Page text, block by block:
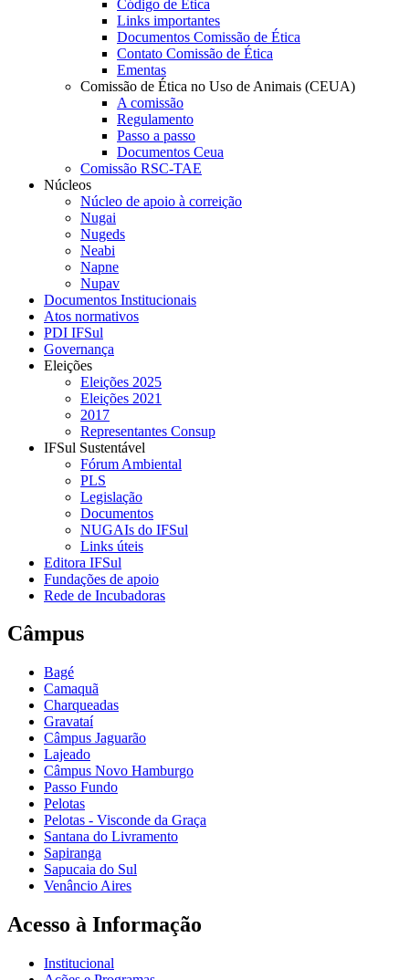
Código de Ética
Links importantes
Documentos Comissão de Ética
Contato Comissão de Ética
Ementas
Comissão de Ética no Uso de Animais (CEUA)
A comissão
Regulamento
Passo a passo
Documentos Ceua
Comissão RSC-TAE
Núcleos
Núcleo de apoio à correição
Nugai
Nugeds
Neabi
Napne
Nupav
Documentos Institucionais
Atos normativos
PDI IFSul
Governança
Eleições
Eleições 2025
Eleições 2021
2017
Representantes Consup
IFSul Sustentável
Fórum Ambiental
PLS
Legislação
Documentos
NUGAIs do IFSul
Links úteis
Editora IFSul
Fundações de apoio
Rede de Incubadoras
Câmpus
Bagé
Camaquã
Charqueadas
Gravataí
Câmpus Jaguarão
Lajeado
Câmpus Novo Hamburgo
Passo Fundo
Pelotas
Pelotas - Visconde da Graça
Santana do Livramento
Sapiranga
Sapucaia do Sul
Venâncio Aires
Acesso à Informação
Institucional